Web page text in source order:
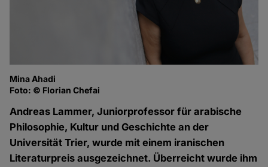
Mina Ahadi
Foto: © Florian Chefai
Andreas Lammer, Juniorprofessor für arabische
Philosophie, Kultur und Geschichte an der
Universität Trier, wurde mit einem iranischen
Literaturpreis ausgezeichnet. Überreicht wurde ihm